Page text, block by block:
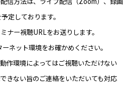
定しております。
ナー視聴URLをお送りします。
ネット環境をお確かめください。
作環境によってはご視聴いただけない
きない旨のご連絡をいただいても対応